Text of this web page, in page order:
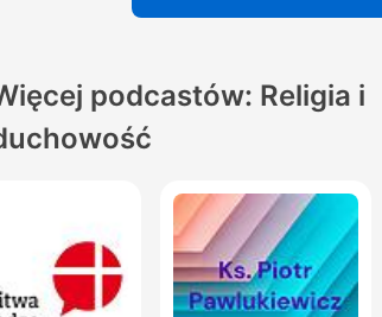
podcastów: Religia i